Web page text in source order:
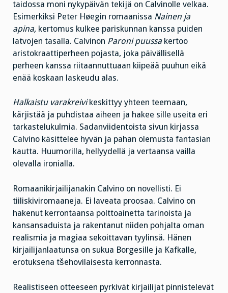
taidossa moni nykypäivän tekijä on Calvinolle velkaa.
Esimerkiksi Peter Høegin romaanissa Nainen ja
apina, kertomus kulkee pariskunnan kanssa puiden
latvojen tasalla. Calvinon Paroni puussa kertoo
aristokraattiperheen pojasta, joka päivällisellä
perheen kanssa riitaannuttuaan kiipeää puuhun eikä
enää koskaan laskeudu alas.
Halkaistu varakreivikeskittyy yhteen teemaan,
kärjistää ja puhdistaa aiheen ja hakee sille useita eri
tarkastelukulmia. Sadanviidentoista sivun kirjassa
Calvino käsittelee hyvän ja pahan olemusta fantasian
kautta. Huumorilla, hellyydellä ja vertaansa vailla
olevalla ironialla.
Romaanikirjailijanakin Calvino on novellisti. Ei
tiiliskiviromaaneja. Ei laveata proosaa. Calvino on
hakenut kerrontaansa polttoainetta tarinoista ja
kansansaduista ja rakentanut niiden pohjalta oman
realismia ja magiaa sekoittavan tyylinsä. Hänen
kirjailijanlaatunsa on sukua Borgesille ja Kafkalle,
erotuksena tšehovilaisesta kerronnasta.
Realistiseen otteeseen pyrkivät kirjailijat pinnistelevät